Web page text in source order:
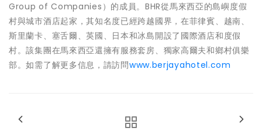
Group of Companies）的成員。BHR從馬來西亞的島嶼度假
村與城市酒店起家，其知名度已經跨越國界，在菲律賓、越南、
斯里蘭卡、塞舌爾、英國、日本和冰島開設了國際酒店和度假
村。該集團在馬來西亞還擁有服務套房、獨家高爾夫和鄉村俱樂
部。如需了解更多信息，請訪問www.berjayahotel.com